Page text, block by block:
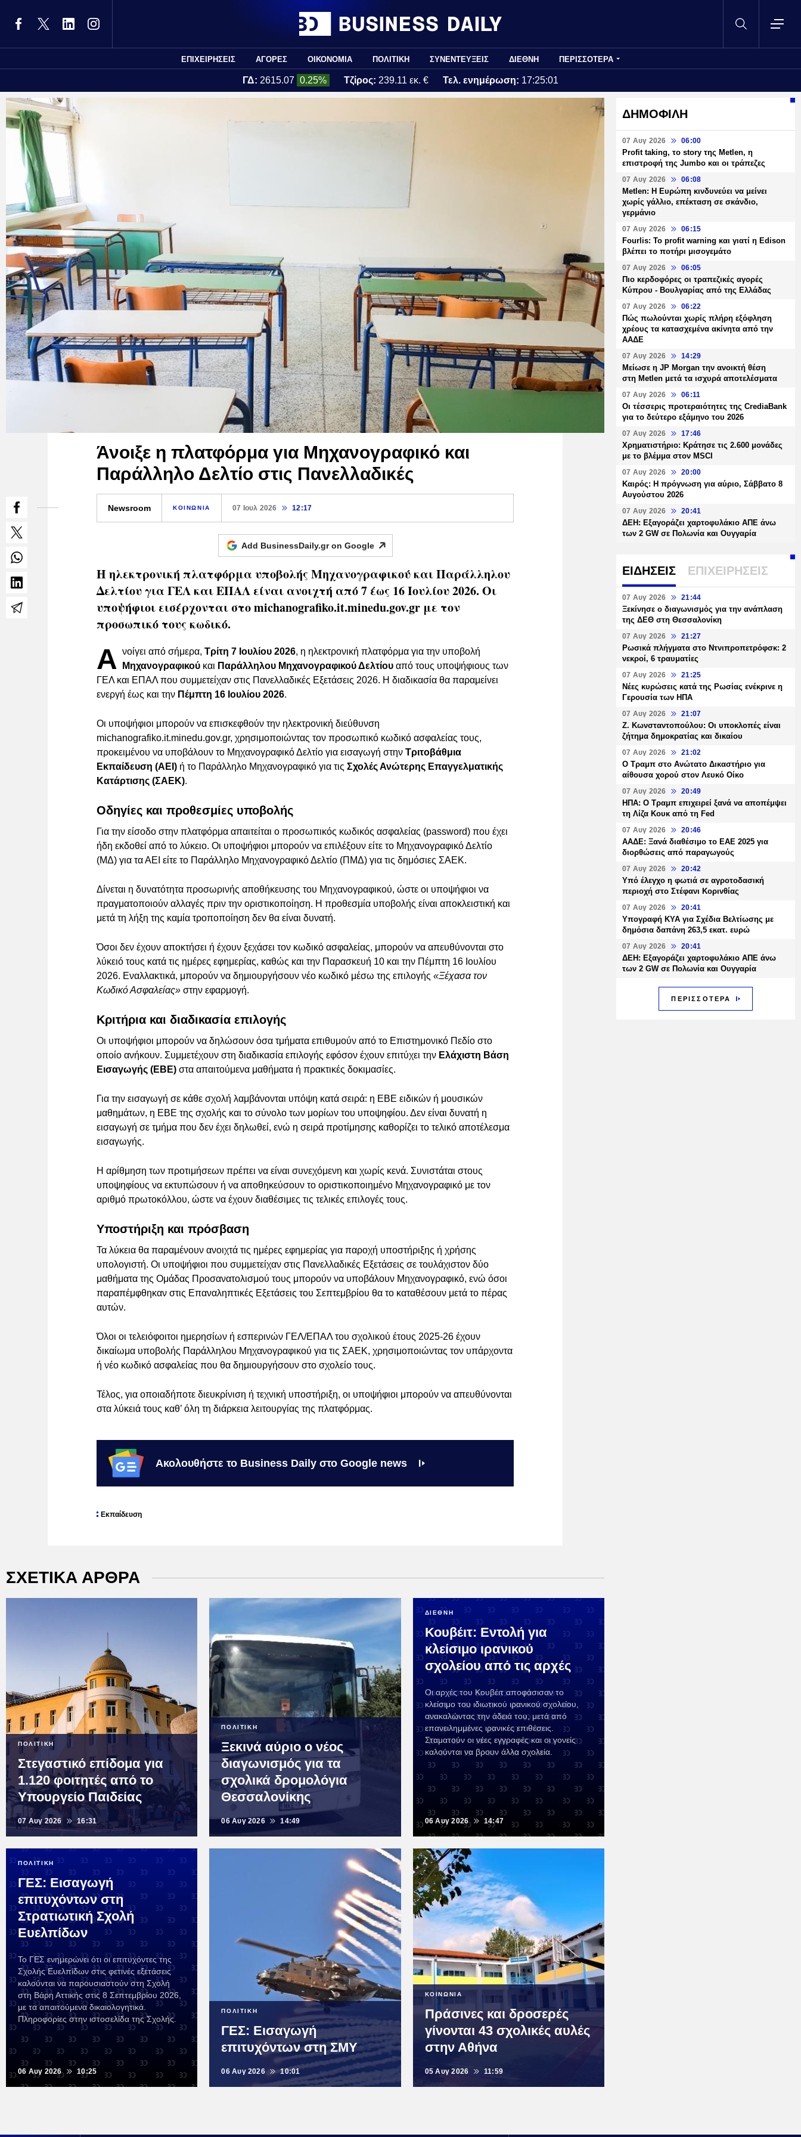
ΕΠΙΧΕΙΡΗΣΕΙΣ ΑΓΟΡΕΣ ΟΙΚΟΝΟΜΙΑ ΠΟΛΙΤΙΚΗ ΣΥΝΕΝΤΕΥΞΕΙΣ ΔΙΕΘΝΗ ΠΕΡΙΣΣΟΤΕΡΑ
ΓΔ: 2615.07 0.25% Τζίρος: 239.11 εκ. € Τελ. ενημέρωση: 17:25:01
Άνοιξε η πλατφόρμα για Μηχανογραφικό και
Παράλληλο Δελτίο στις Πανελλαδικές
Newsroom ΚΟΙΝΩΝΙΑ 07 Ιουλ 2026 12:17
Add BusinessDaily.gr on Google
Η ηλεκτρονική πλατφόρμα υποβολής Μηχανογραφικού και Παράλληλου
Δελτίου για ΓΕΛ και ΕΠΑΛ είναι ανοιχτή από 7 έως 16 Ιουλίου 2026. Οι
υποψήφιοι εισέρχονται στο michanografiko.it.minedu.gov.gr με τον
προσωπικό τους κωδικό.
Α νοίγει από σήμερα, Τρίτη 7 Ιουλίου 2026, η ηλεκτρονική πλατφόρμα για την υποβολή
Μηχανογραφικού και Παράλληλου Μηχανογραφικού Δελτίου από τους υποψήφιους των
ΓΕΛ και ΕΠΑΛ που συμμετείχαν στις Πανελλαδικές Εξετάσεις 2026. Η διαδικασία θα παραμείνει
ενεργή έως και την Πέμπτη 16 Ιουλίου 2026.
Οι υποψήφιοι μπορούν να επισκεφθούν την ηλεκτρονική διεύθυνση
michanografiko.it.minedu.gov.gr, χρησιμοποιώντας τον προσωπικό κωδικό ασφαλείας τους,
προκειμένου να υποβάλουν το Μηχανογραφικό Δελτίο για εισαγωγή στην Τριτοβάθμια
Εκπαίδευση (ΑΕΙ) ή το Παράλληλο Μηχανογραφικό για τις Σχολές Ανώτερης Επαγγελματικής
Κατάρτισης (ΣΑΕΚ).
Οδηγίες και προθεσμίες υποβολής
Για την είσοδο στην πλατφόρμα απαιτείται ο προσωπικός κωδικός ασφαλείας (password) που έχει
ήδη εκδοθεί από το λύκειο. Οι υποψήφιοι μπορούν να επιλέξουν είτε το Μηχανογραφικό Δελτίο
(ΜΔ) για τα ΑΕΙ είτε το Παράλληλο Μηχανογραφικό Δελτίο (ΠΜΔ) για τις δημόσιες ΣΑΕΚ.
Δίνεται η δυνατότητα προσωρινής αποθήκευσης του Μηχανογραφικού, ώστε οι υποψήφιοι να
πραγματοποιούν αλλαγές πριν την οριστικοποίηση. Η προθεσμία υποβολής είναι αποκλειστική και
μετά τη λήξη της καμία τροποποίηση δεν θα είναι δυνατή.
Όσοι δεν έχουν αποκτήσει ή έχουν ξεχάσει τον κωδικό ασφαλείας, μπορούν να απευθύνονται στο
λύκειό τους κατά τις ημέρες εφημερίας, καθώς και την Παρασκευή 10 και την Πέμπτη 16 Ιουλίου
2026. Εναλλακτικά, μπορούν να δημιουργήσουν νέο κωδικό μέσω της επιλογής «Ξέχασα τον
Κωδικό Ασφαλείας» στην εφαρμογή.
Κριτήρια και διαδικασία επιλογής
Οι υποψήφιοι μπορούν να δηλώσουν όσα τμήματα επιθυμούν από το Επιστημονικό Πεδίο στο
οποίο ανήκουν. Συμμετέχουν στη διαδικασία επιλογής εφόσον έχουν επιτύχει την Ελάχιστη Βάση
Εισαγωγής (ΕΒΕ) στα απαιτούμενα μαθήματα ή πρακτικές δοκιμασίες.
Για την εισαγωγή σε κάθε σχολή λαμβάνονται υπόψη κατά σειρά: η ΕΒΕ ειδικών ή μουσικών
μαθημάτων, η ΕΒΕ της σχολής και το σύνολο των μορίων του υποψηφίου. Δεν είναι δυνατή η
εισαγωγή σε τμήμα που δεν έχει δηλωθεί, ενώ η σειρά προτίμησης καθορίζει το τελικό αποτέλεσμα
εισαγωγής.
Η αρίθμηση των προτιμήσεων πρέπει να είναι συνεχόμενη και χωρίς κενά. Συνιστάται στους
υποψηφίους να εκτυπώσουν ή να αποθηκεύσουν το οριστικοποιημένο Μηχανογραφικό με τον
αριθμό πρωτοκόλλου, ώστε να έχουν διαθέσιμες τις τελικές επιλογές τους.
Υποστήριξη και πρόσβαση
Τα λύκεια θα παραμένουν ανοιχτά τις ημέρες εφημερίας για παροχή υποστήριξης ή χρήσης
υπολογιστή. Οι υποψήφιοι που συμμετείχαν στις Πανελλαδικές Εξετάσεις σε τουλάχιστον δύο
μαθήματα της Ομάδας Προσανατολισμού τους μπορούν να υποβάλουν Μηχανογραφικό, ενώ όσοι
παραπέμφθηκαν στις Επαναληπτικές Εξετάσεις του Σεπτεμβρίου θα το καταθέσουν μετά το πέρας
αυτών.
Όλοι οι τελειόφοιτοι ημερησίων ή εσπερινών ΓΕΛ/ΕΠΑΛ του σχολικού έτους 2025-26 έχουν
δικαίωμα υποβολής Παράλληλου Μηχανογραφικού για τις ΣΑΕΚ, χρησιμοποιώντας τον υπάρχοντα
ή νέο κωδικό ασφαλείας που θα δημιουργήσουν στο σχολείο τους.
Τέλος, για οποιαδήποτε διευκρίνιση ή τεχνική υποστήριξη, οι υποψήφιοι μπορούν να απευθύνονται
στα λύκειά τους καθ’ όλη τη διάρκεια λειτουργίας της πλατφόρμας.
Ακολουθήστε το Business Daily στο Google news
Εκπαίδευση
ΣΧΕΤΙΚΑ ΑΡΘΡΑ
ΠΟΛΙΤΙΚΗ
Στεγαστικό επίδομα για
1.120 φοιτητές από το
Υπουργείο Παιδείας
07 Αυγ 2026 16:31
ΠΟΛΙΤΙΚΗ
Ξεκινά αύριο ο νέος
διαγωνισμός για τα
σχολικά δρομολόγια
Θεσσαλονίκης
06 Αυγ 2026 14:49
ΔΙΕΘΝΗ
Κουβέιτ: Εντολή για
κλείσιμο ιρανικού
σχολείου από τις αρχές
Οι αρχές του Κουβέιτ αποφάσισαν το
κλείσιμο του ιδιωτικού ιρανικού σχολείου,
ανακαλώντας την άδειά του, μετά από
επανειλημμένες ιρανικές επιθέσεις.
Σταματούν οι νέες εγγραφές και οι γονείς
καλούνται να βρουν άλλα σχολεία.
06 Αυγ 2026 14:47
ΠΟΛΙΤΙΚΗ
ΓΕΣ: Εισαγωγή
επιτυχόντων στη
Στρατιωτική Σχολή
Ευελπίδων
Το ΓΕΣ ενημερώνει ότι οι επιτυχόντες της
Σχολής Ευελπίδων στις φετινές εξετάσεις
καλούνται να παρουσιαστούν στη Σχολή
στη Βάρη Αττικής στις 8 Σεπτεμβρίου 2026,
με τα απαιτούμενα δικαιολογητικά.
Πληροφορίες στην ιστοσελίδα της Σχολής.
06 Αυγ 2026 10:25
ΠΟΛΙΤΙΚΗ
ΓΕΣ: Εισαγωγή
επιτυχόντων στη ΣΜΥ
06 Αυγ 2026 10:01
ΚΟΙΝΩΝΙΑ
Πράσινες και δροσερές
γίνονται 43 σχολικές αυλές
στην Αθήνα
05 Αυγ 2026 11:59
ΔΗΜΟΦΙΛΗ
07 Αυγ 2026 06:00
Profit taking, το story της Metlen, η
επιστροφή της Jumbo και οι τράπεζες
07 Αυγ 2026 06:08
Metlen: Η Ευρώπη κινδυνεύει να μείνει
χωρίς γάλλιο, επέκταση σε σκάνδιο,
γερμάνιο
07 Αυγ 2026 06:15
Fourlis: Το profit warning και γιατί η Edison
βλέπει το ποτήρι μισογεμάτο
07 Αυγ 2026 06:05
Πιο κερδοφόρες οι τραπεζικές αγορές
Κύπρου - Βουλγαρίας από της Ελλάδας
07 Αυγ 2026 06:22
Πώς πωλούνται χωρίς πλήρη εξόφληση
χρέους τα κατασχεμένα ακίνητα από την
ΑΑΔΕ
07 Αυγ 2026 14:29
Μείωσε η JP Morgan την ανοικτή θέση
στη Metlen μετά τα ισχυρά αποτελέσματα
07 Αυγ 2026 06:11
Οι τέσσερις προτεραιότητες της CrediaBank
για το δεύτερο εξάμηνο του 2026
07 Αυγ 2026 17:46
Χρηματιστήριο: Κράτησε τις 2.600 μονάδες
με το βλέμμα στον MSCI
07 Αυγ 2026 20:00
Καιρός: Η πρόγνωση για αύριο, Σάββατο 8
Αυγούστου 2026
07 Αυγ 2026 20:41
ΔΕΗ: Εξαγοράζει χαρτοφυλάκιο ΑΠΕ άνω
των 2 GW σε Πολωνία και Ουγγαρία
ΕΙΔΗΣΕΙΣ ΕΠΙΧΕΙΡΗΣΕΙΣ
07 Αυγ 2026 21:44
Ξεκίνησε ο διαγωνισμός για την ανάπλαση
της ΔΕΘ στη Θεσσαλονίκη
07 Αυγ 2026 21:27
Ρωσικά πλήγματα στο Ντνιπροπετρόφσκ: 2
νεκροί, 6 τραυματίες
07 Αυγ 2026 21:25
Νέες κυρώσεις κατά της Ρωσίας ενέκρινε η
Γερουσία των ΗΠΑ
07 Αυγ 2026 21:07
Ζ. Κωνσταντοπούλου: Οι υποκλοπές είναι
ζήτημα δημοκρατίας και δικαίου
07 Αυγ 2026 21:02
Ο Τραμπ στο Ανώτατο Δικαστήριο για
αίθουσα χορού στον Λευκό Οίκο
07 Αυγ 2026 20:49
ΗΠΑ: Ο Τραμπ επιχειρεί ξανά να αποπέμψει
τη Λίζα Κουκ από τη Fed
07 Αυγ 2026 20:46
ΑΑΔΕ: Ξανά διαθέσιμο το ΕΑΕ 2025 για
διορθώσεις από παραγωγούς
07 Αυγ 2026 20:42
Υπό έλεγχο η φωτιά σε αγροτοδασική
περιοχή στο Στέφανι Κορινθίας
07 Αυγ 2026 20:41
Υπογραφή ΚΥΑ για Σχέδια Βελτίωσης με
δημόσια δαπάνη 263,5 εκατ. ευρώ
07 Αυγ 2026 20:41
ΔΕΗ: Εξαγοράζει χαρτοφυλάκιο ΑΠΕ άνω
των 2 GW σε Πολωνία και Ουγγαρία
ΠΕΡΙΣΣΟΤΕΡΑ